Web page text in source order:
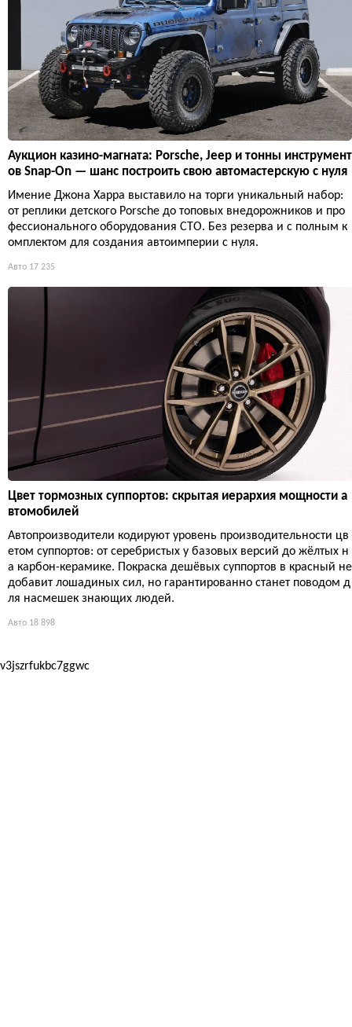
Аукцион казино-магната: Porsche, Jeep и тонны инструмент
ов Snap-On — шанс построить свою автомастерскую с нуля
Имение Джона Харра выставило на торги уникальный набор:
от реплики детского Porsche до топовых внедорожников и про
фессионального оборудования СТО. Без резерва и с полным к
омплектом для создания автоимперии с нуля.
Авто 17 235
Цвет тормозных суппортов: скрытая иерархия мощности а
втомобилей
Автопроизводители кодируют уровень производительности цв
етом суппортов: от серебристых у базовых версий до жёлтых н
а карбон-керамике. Покраска дешёвых суппортов в красный не
добавит лошадиных сил, но гарантированно станет поводом д
ля насмешек знающих людей.
Авто 18 898
v3jszrfukbc7ggwc